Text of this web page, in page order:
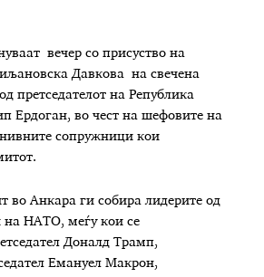
вечер со присуство на
Давкова на свечена
претседателот на Република
Ердоган, во чест на шефовите на
сопружници кои
во Анкара ги собира лидерите од
на НАТО, меѓу кои се
Доналд Трамп,
Емануел Макрон,